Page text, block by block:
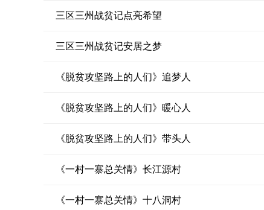
三区三州战贫记点亮希望
三区三州战贫记安居之梦
《脱贫攻坚路上的人们》追梦人
《脱贫攻坚路上的人们》暖心人
《脱贫攻坚路上的人们》带头人
《一村一寨总关情》长江源村
《一村一寨总关情》十八洞村